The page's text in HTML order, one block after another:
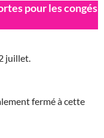
pour les congés
juillet.
fermé à cette